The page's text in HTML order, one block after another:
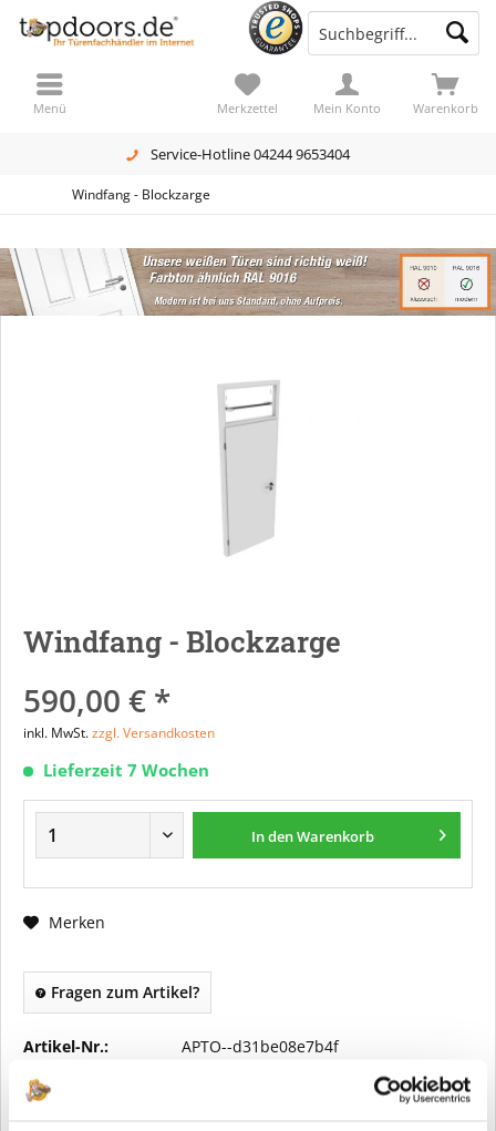
Service-Hotline 04244 9653404
Warenkorb
Merkzettel Mein Konto
Menü
Windfang - Blockzarge
Windfang - Blockzarge
590,00 € *
inkl. MwSt.zzgl. Versandkosten
Lieferzeit 7 Wochen
In denWarenkorb
Merken
Fragen zum Artikel?
Artikel-Nr.: APTO--d31be08e7b4f
Vorteile